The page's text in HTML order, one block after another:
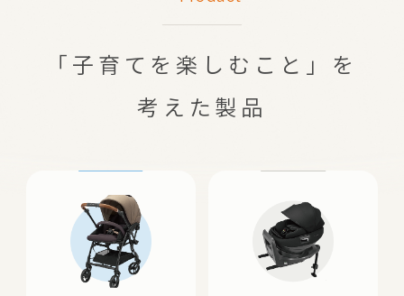
「子育てを楽しむこと」を
考えた製品